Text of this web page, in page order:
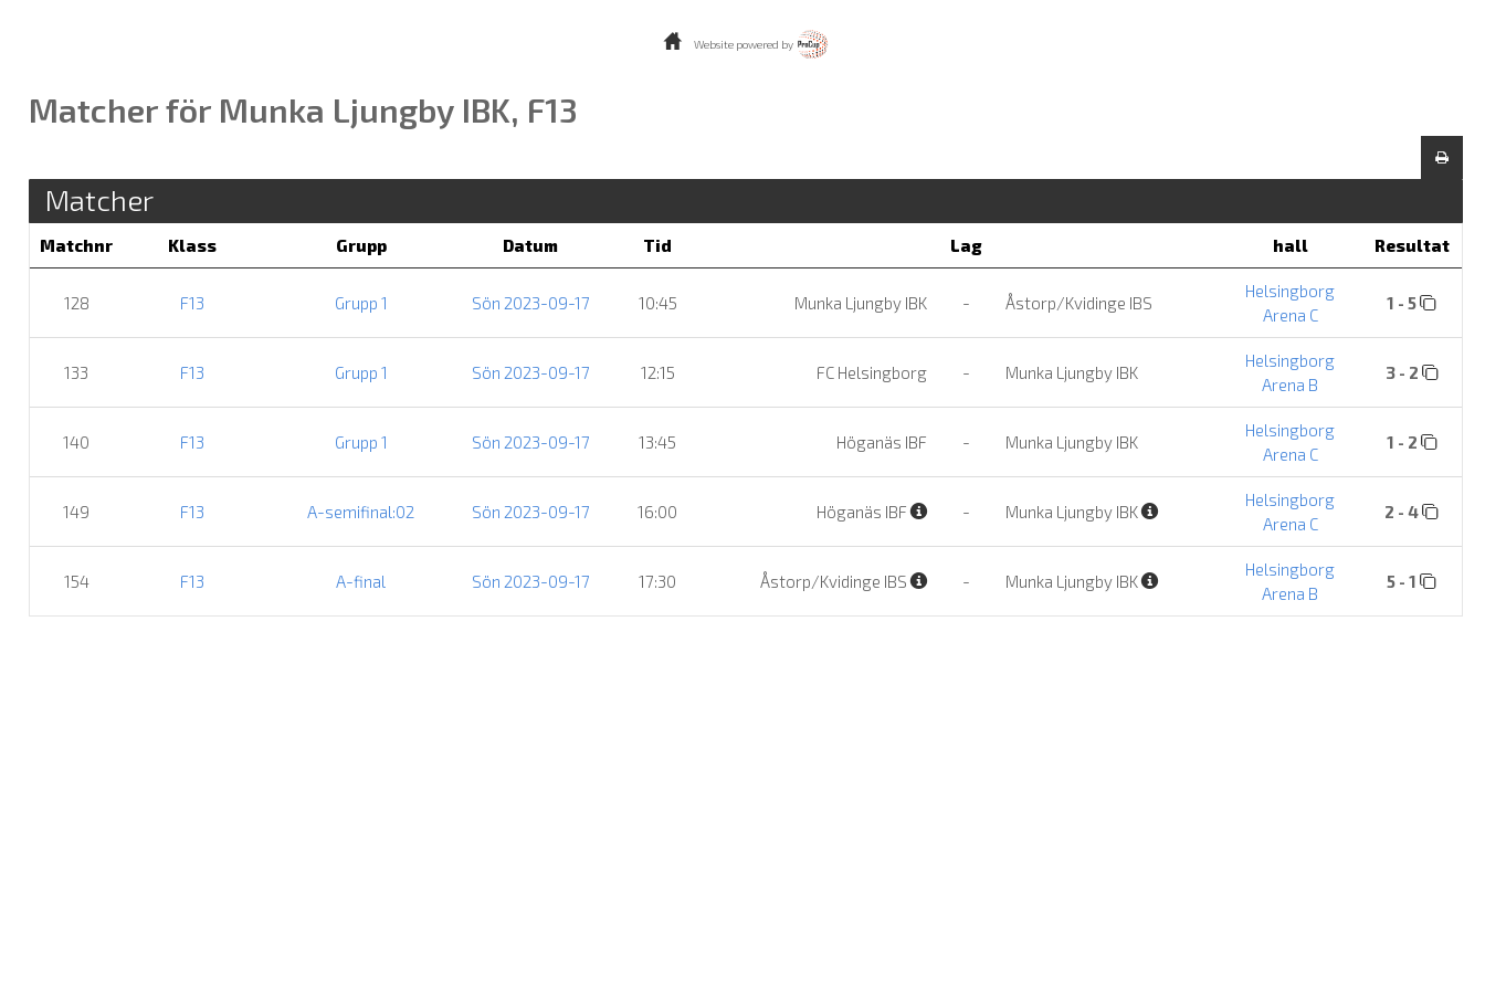
Website powered by
Matcher för Munka Ljungby IBK, F13
Matcher
Matchnr Klass Grupp Datum Tid Lag hall Resultat
128 F13 Grupp 1 Sön 2023-09-17 10:45 Munka Ljungby IBK - Åstorp/Kvidinge IBS
Helsingborg
Arena C
1 - 5
133 F13 Grupp 1 Sön 2023-09-17 12:15 FC Helsingborg - Munka Ljungby IBK
Helsingborg
Arena B
3 - 2
140 F13 Grupp 1 Sön 2023-09-17 13:45 Höganäs IBF - Munka Ljungby IBK
Helsingborg
Arena C
1 - 2
149 F13 A-semifinal:02 Sön 2023-09-17 16:00 Höganäs IBF - Munka Ljungby IBK
Helsingborg
Arena C
2 - 4
154 F13 A-final Sön 2023-09-17 17:30 Åstorp/Kvidinge IBS - Munka Ljungby IBK
Helsingborg
Arena B
5 - 1